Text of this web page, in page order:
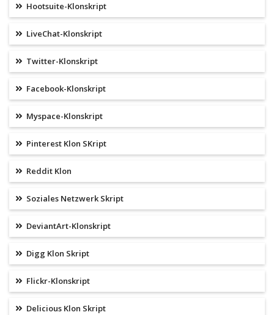
Hootsuite-Klonskript
LiveChat-Klonskript
Twitter-Klonskript
Facebook-Klonskript
Myspace-Klonskript
Pinterest Klon SKript
Reddit Klon
Soziales Netzwerk Skript
DeviantArt-Klonskript
Digg Klon Skript
Flickr-Klonskript
Delicious Klon Skript